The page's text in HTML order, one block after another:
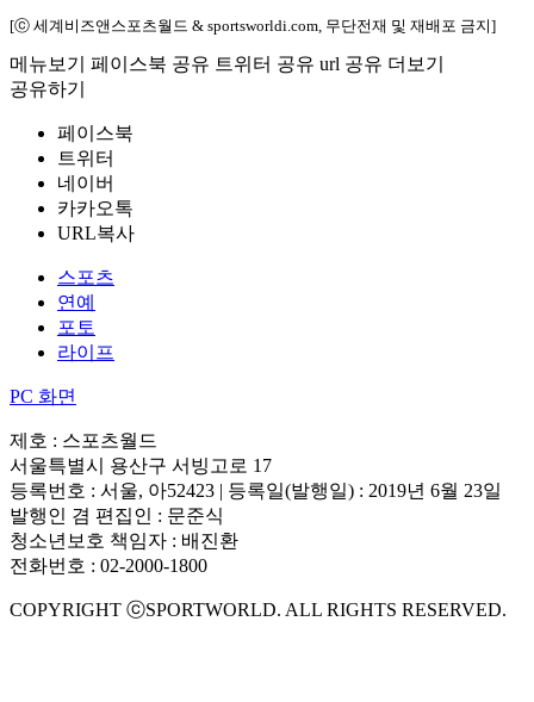
[ⓒ 세계비즈앤스포츠월드 & sportsworldi.com, 무단전재 및 재배포 금지]
메뉴보기 페이스북 공유 트위터 공유 url 공유 더보기
공유하기
페이스북
트위터
네이버
카카오톡
URL복사
스포츠
연예
포토
라이프
PC 화면
제호 : 스포츠월드
서울특별시 용산구 서빙고로 17
등록번호 : 서울, 아52423 | 등록일(발행일) : 2019년 6월 23일
발행인 겸 편집인 : 문준식
청소년보호 책임자 : 배진환
전화번호 : 02-2000-1800
COPYRIGHT ⓒSPORTWORLD. ALL RIGHTS RESERVED.